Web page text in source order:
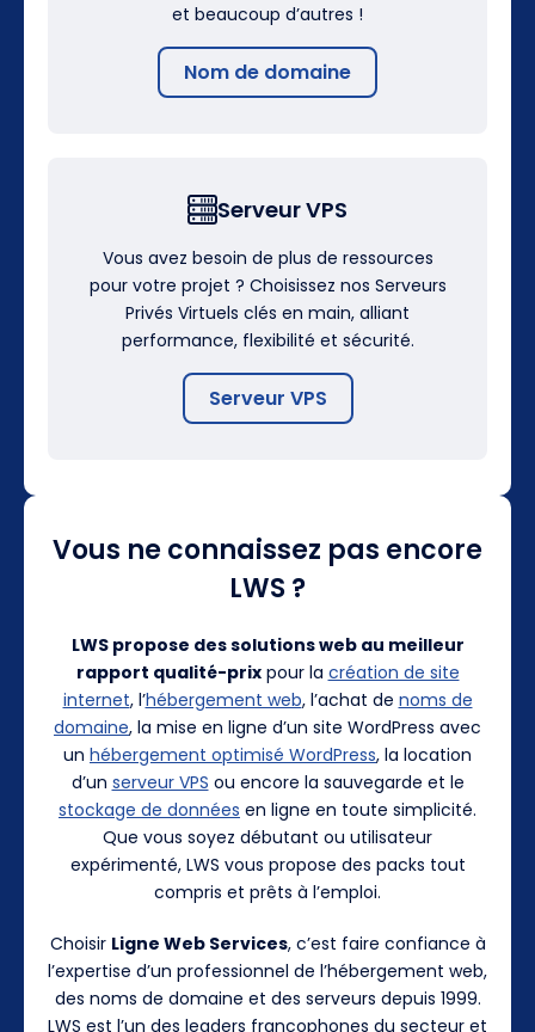
et beaucoup d’autres !
Nom de domaine
Serveur VPS
Vous avez besoin de plus de ressources
pour votre projet ? Choisissez nos Serveurs
Privés Virtuels clés en main, alliant
performance, flexibilité et sécurité.
Serveur VPS
Vous ne connaissez pas encore
LWS ?
LWS propose des solutions web au meilleur
rapport qualité-prixpour la création de site
internet, l’hébergement web, l’achat de noms de
domaine, la mise en ligne d’un site WordPress avec
un hébergement optimisé WordPress, la location
d’un serveur VPS ou encore la sauvegarde et le
stockage de données en ligne en toute simplicité.
Que vous soyez débutant ou utilisateur
expérimenté, LWS vous propose des packs tout
compris et prêts à l’emploi.
Choisir Ligne Web Services, c’est faire confiance à
l’expertise d’un professionnel de l’hébergement web,
des noms de domaine et des serveurs depuis 1999.
LWS est l’un des leaders francophones du secteur et